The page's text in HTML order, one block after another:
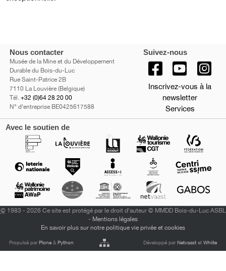
Nous contacter
Musée de la Mine et du Développement
Durable du Bois-du-Luc
Rue Saint-Patrice 2B
7110 La Louvière (Belgique)
Tél. +32 (0)64 28 20 00
N° d'entreprise BE0425617588
Suivez-nous
Inscrivez-vous à la
newsletter
Services
Avec le soutien de
©1983 - 2026 Ce site est protégé par le droit d'auteur © MMDD Bois-du-Luc ASBL
- Mentions légales
En savoir plus sur notre politique vie privée et cookies
Propulsé parPlone &Python Développé parNetvaastet Whiite